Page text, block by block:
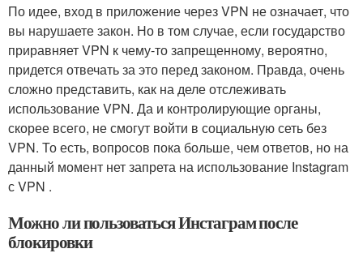
По идее, вход в приложение через VPN не означает, что
вы нарушаете закон. Но в том случае, если государство
приравняет VPN к чему-то запрещенному, вероятно,
придется отвечать за это перед законом. Правда, очень
сложно представить, как на деле отслеживать
использование VPN. Да и контролирующие органы,
скорее всего, не смогут войти в социальную сеть без
VPN. То есть, вопросов пока больше, чем ответов, но на
данный момент нет запрета на использование Instagram
с VPN .
Можно ли пользоваться Инстаграм после
блокировки